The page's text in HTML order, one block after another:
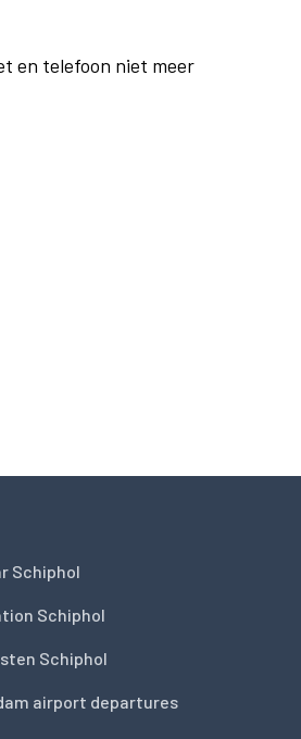
en telefoon niet meer
Schiphol
Schiphol
Schiphol
airport departures